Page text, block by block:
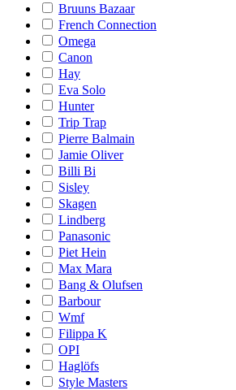
Bruuns Bazaar
French Connection
Omega
Canon
Hay
Eva Solo
Hunter
Trip Trap
Pierre Balmain
Jamie Oliver
Billi Bi
Sisley
Skagen
Lindberg
Panasonic
Piet Hein
Max Mara
Bang & Olufsen
Barbour
Wmf
Filippa K
OPI
Haglöfs
Style Masters